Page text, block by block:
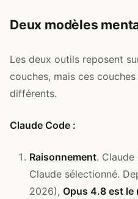
Deux modèles
Les deux outils reposent
couches, mais ces
différents.
Claude Code :
Raisonnement.
Claude sélectionné.
2026), Opus 4.8 est le